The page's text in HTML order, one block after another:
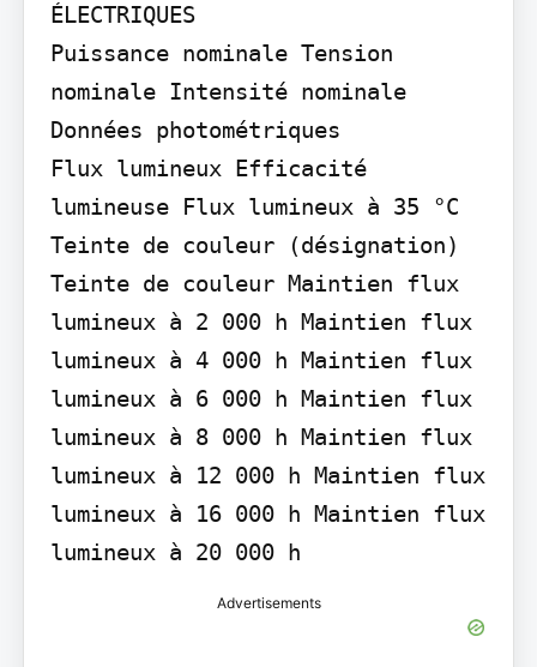
ÉLECTRIQUES
Puissance nominale Tension
nominale Intensité nominale
Données photométriques
Flux lumineux Efficacité
lumineuse Flux lumineux à 35 °C
Teinte de couleur (désignation)
Teinte de couleur Maintien flux
lumineux à 2 000 h Maintien flux
lumineux à 4 000 h Maintien flux
lumineux à 6 000 h Maintien flux
lumineux à 8 000 h Maintien flux
lumineux à 12 000 h Maintien flux
lumineux à 16 000 h Maintien flux
lumineux à 20 000 h
Advertisements